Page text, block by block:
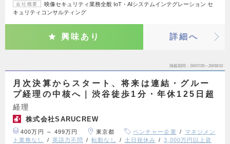
会社概要
映像セキュリティ業務全般 IoT・AIシステムインテグレーション セ
キュリティコンサルティング
興味あり 詳細へ
掲載期間 26/07/28～26/08/10
月次決算からスタート、将来は連結・グルー
プ経理の中核へ｜渋谷徒歩1分・年休125日超
経理
株式会社SARUCREW
400万円 ～ 499万円 東京都 ベンチャー企業
マネジメン
ト業務なし
英語力不問 転勤なし 土日祝休み
3,000万円以上資